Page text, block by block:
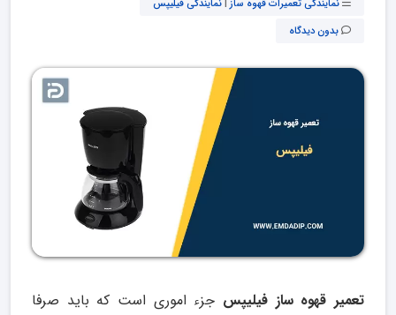
بدون دیدگاه
تعمیر قهوه ساز فیلیپس جزء اموری است که باید صرفا